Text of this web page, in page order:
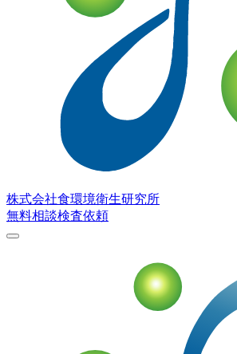
株式会社食環境衛生研究所
無料相談検査依頼